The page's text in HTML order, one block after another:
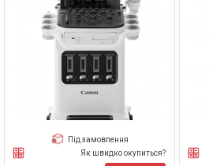
Під замовлення
Як швидко окупиться?